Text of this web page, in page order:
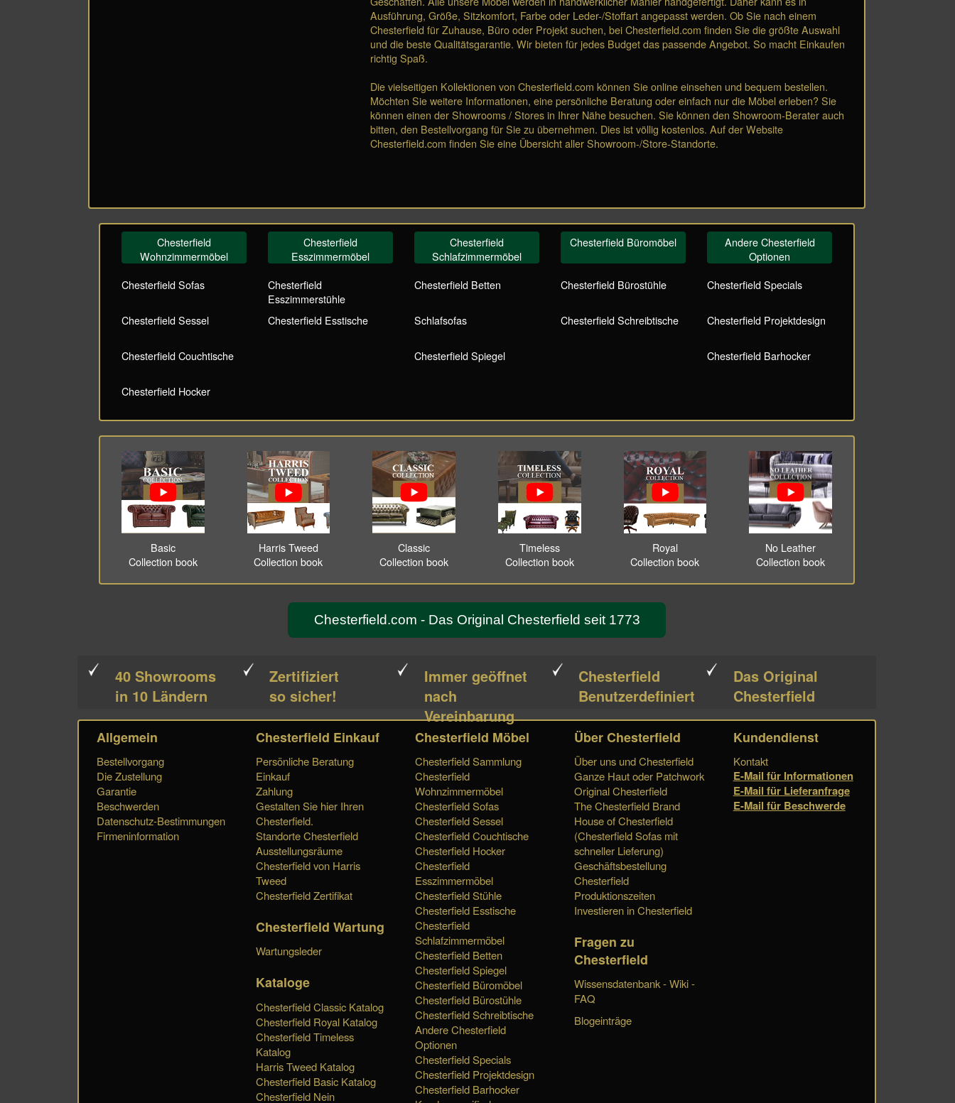
Ausführung, Größe, Sitzkomfort, Farbe oder Leder-/Stoffart angepasst werden. Ob Sie nach einem
Chesterfield für Zuhause, Büro oder Projekt suchen, bei Chesterfield.com finden Sie die größte Auswahl
und die beste Qualitätsgarantie. Wir bieten für jedes Budget das passende Angebot. So macht Einkaufen
richtig Spaß.
Die vielseitigen Kollektionen von Chesterfield.com können Sie online einsehen und bequem bestellen.
Möchten Sie weitere Informationen, eine persönliche Beratung oder einfach nur die Möbel erleben? Sie
können einen der Showrooms / Stores in Ihrer Nähe besuchen. Sie können den Showroom-Berater auch
bitten, den Bestellvorgang für Sie zu übernehmen. Dies ist völlig kostenlos. Auf der Website
Chesterfield.com finden Sie eine Übersicht aller Showroom-/Store-Standorte.
Chesterfield
Wohnzimmermöbel
Chesterfield Sofas
Chesterfield Sessel
Chesterfield Couchtische
Chesterfield Hocker
Chesterfield
Esszimmermöbel
Chesterfield
Esszimmerstühle
Chesterfield Esstische
Chesterfield
Schlafzimmermöbel
Chesterfield Betten
Schlafsofas
Chesterfield Spiegel
Chesterfield Büromöbel
Chesterfield Bürostühle
Chesterfield Schreibtische
Andere Chesterfield
Optionen
Chesterfield Specials
Chesterfield Projektdesign
Chesterfield Barhocker
Basic
Collection book
Harris Tweed
Collection book
Classic
Collection book
Timeless
Collection book
Royal
Collection book
No Leather
Collection book
Chesterfield.com - Das Original Chesterfield seit 1773
40 Showrooms
in 10 Ländern
Zertifiziert
so sicher!
Immer geöffnet
nach
Vereinbarung
Chesterfield
Benutzerdefiniert
Das Original
Chesterfield
Allgemein
Bestellvorgang
Die Zustellung
Garantie
Beschwerden
Datenschutz-Bestimmungen
Firmeninformation
Chesterfield Einkauf
Persönliche Beratung
Einkauf
Zahlung
Gestalten Sie hier Ihren
Chesterfield.
Standorte Chesterfield
Ausstellungsräume
Chesterfield von Harris
Tweed
Chesterfield Zertifikat
Chesterfield Wartung
Wartungsleder
Kataloge
Chesterfield Classic Katalog
Chesterfield Royal Katalog
Chesterfield Timeless
Katalog
Harris Tweed Katalog
Chesterfield Basic Katalog
Chesterfield Nein
Chesterfield Möbel
Chesterfield Sammlung
Chesterfield
Wohnzimmermöbel
Chesterfield Sofas
Chesterfield Sessel
Chesterfield Couchtische
Chesterfield Hocker
Chesterfield
Esszimmermöbel
Chesterfield Stühle
Chesterfield Esstische
Chesterfield
Schlafzimmermöbel
Chesterfield Betten
Chesterfield Spiegel
Chesterfield Büromöbel
Chesterfield Bürostühle
Chesterfield Schreibtische
Andere Chesterfield
Optionen
Chesterfield Specials
Chesterfield Projektdesign
Chesterfield Barhocker
Über Chesterfield
Über uns und Chesterfield
Ganze Haut oder Patchwork
Original Chesterfield
The Chesterfield Brand
House of Chesterfield
(Chesterfield Sofas mit
schneller Lieferung)
Geschäftsbestellung
Chesterfield
Produktionszeiten
Investieren in Chesterfield
Fragen zu
Chesterfield
Wissensdatenbank - Wiki -
FAQ
Blogeinträge
Kundendienst
Kontakt
E-Mail für Informationen
E-Mail für Lieferanfrage
E-Mail für Beschwerde